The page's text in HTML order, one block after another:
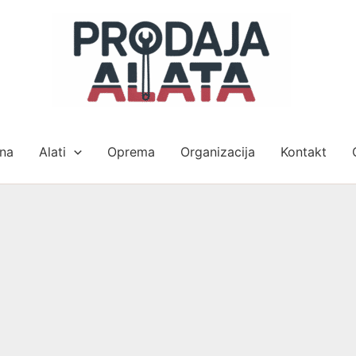
Alati Oprema Organizacija Kontakt